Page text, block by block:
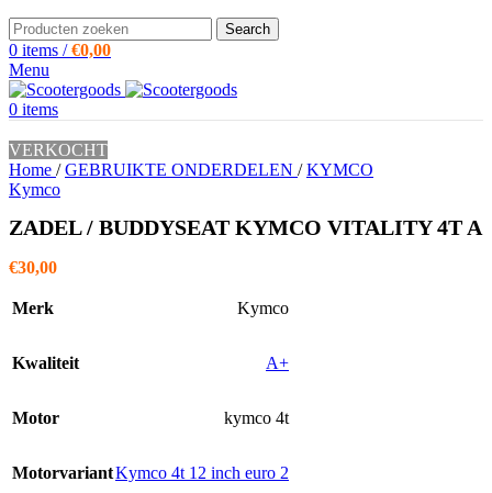
Search
0 items / €0,00
Menu
0 items
VERKOCHT
Home / GEBRUIKTE ONDERDELEN / KYMCO
Kymco
ZADEL / BUDDYSEAT KYMCO VITALITY 4T A
€30,00
Merk Kymco
Kwaliteit A+
Motor kymco 4t
MotorvariantKymco 4t 12 inch euro 2